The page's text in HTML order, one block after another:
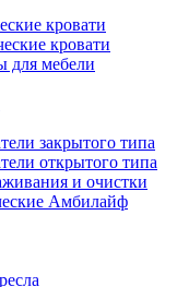
кровати
кровати
для мебели
закрытого типа
открытого типа
и очистки
Амбилайф